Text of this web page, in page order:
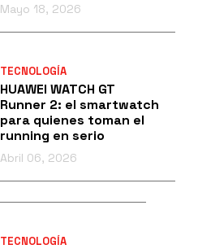
Mayo 18, 2026
TECNOLOGÍA
HUAWEI WATCH GT
Runner 2: el smartwatch
para quienes toman el
running en serio
Abril 06, 2026
TECNOLOGÍA